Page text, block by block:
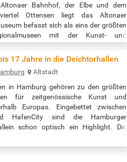
Bahnhof, der Elbe und dem
Ottensen liegt das Altonaer
befasst sich als eins der größten
mit der Kunst- und
kulturhistorische Entwicklung der
Nord- und Ostsee. Die Sammlung
Blick auf die Kunst- und…
17 Jahre in die Deichtorhallen
Altstadt
in Hamburg gehören zu den größten
für zeitgenössische Kunst und
Europas. Eingebettet zwischen
HafenCity sind die Hamburger
schon optisch ein Highlight. Die
Stahlglasarchitektur und bieten heute